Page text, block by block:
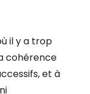
il y a trop
cohérence
et à